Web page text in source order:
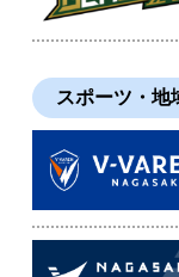
スポーツ・地